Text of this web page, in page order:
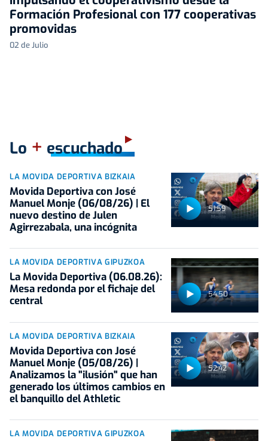
Formación Profesional con 177 cooperativas
promovidas
02 de Julio
Lo + escuchado
51:59
LA MOVIDA DEPORTIVA BIZKAIA
Movida Deportiva con José
Manuel Monje (06/08/26) | El
nuevo destino de Julen
Agirrezabala, una incógnita
54:50
LA MOVIDA DEPORTIVA GIPUZKOA
La Movida Deportiva (06.08.26):
Mesa redonda por el fichaje del
central
52:42
LA MOVIDA DEPORTIVA BIZKAIA
Movida Deportiva con José
Manuel Monje (05/08/26) |
Analizamos la "ilusión" que han
generado los últimos cambios en
el banquillo del Athletic
LA MOVIDA DEPORTIVA GIPUZKOA